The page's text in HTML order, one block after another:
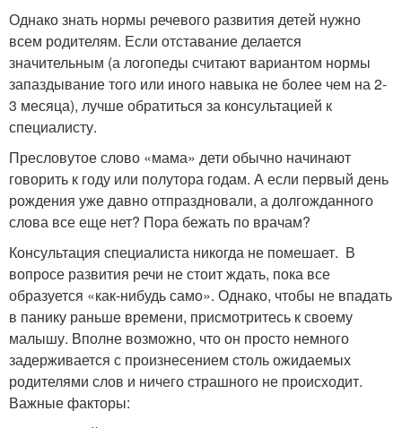
Однако знать нормы речевого развития детей нужно
всем родителям. Если отставание делается
значительным (а логопеды считают вариантом нормы
запаздывание того или иного навыка не более чем на 2-
3 месяца), лучше обратиться за консультацией к
специалисту.
Пресловутое слово «мама» дети обычно начинают
говорить к году или полутора годам. А если первый день
рождения уже давно отпраздновали, а долгожданного
слова все еще нет? Пора бежать по врачам?
Консультация специалиста никогда не помешает. В
вопросе развития речи не стоит ждать, пока все
образуется «как-нибудь само». Однако, чтобы не впадать
в панику раньше времени, присмотритесь к своему
малышу. Вполне возможно, что он просто немного
задерживается с произнесением столь ожидаемых
родителями слов и ничего страшного не происходит.
Важные факторы: